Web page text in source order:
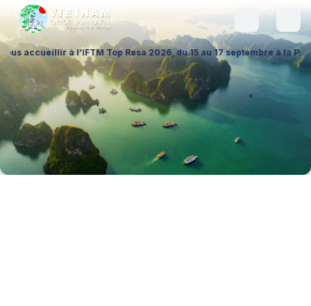
à l’IFTM Top Resa 2026, du 15 au 17 septembre à la Porte de